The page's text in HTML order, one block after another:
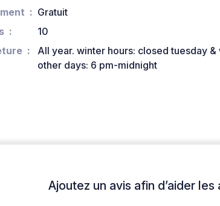
Gratuit
10
All year. winter hours: closed tuesday &
other days: 6 pm-midnight
Ajoutez un avis afin d’aider